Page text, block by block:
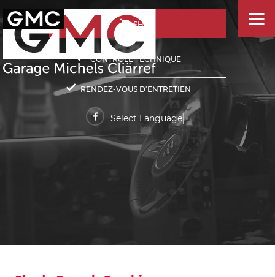
SHOP
CONTRÔLE TECHNIQUE
RENDEZ-VOUS D'ENTRETIEN
Select Language▼